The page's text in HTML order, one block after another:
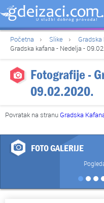
Početna Slike
Gradska
Gradska kafana - Nedelja -
Fotografije -
09.02.2020.
Povratak na stranu Gradska
FOTO GALERIJE